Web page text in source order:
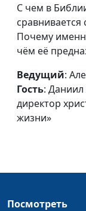
Современные
Христианство
С чем в
Почему
чём её
Ведущий:
Гость:
директор
жизни»
Посмотреть